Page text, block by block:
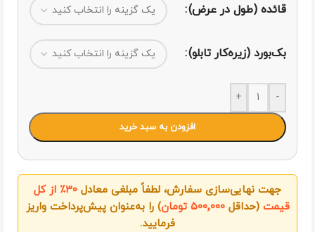
قائده (طول در عرض)
بک‌بورد (زیره‌کار تابلو)
-
+
افزودن به سبد خرید
جهت نهایی‌سازی سفارش، لطفاً مبلغی معادل
۳۰٪ از کل
قیمت (حداقل۵۰۰٬۰۰۰ تومان
) را به‌عنوان پیش‌پرداخت واریز
فرمایید.